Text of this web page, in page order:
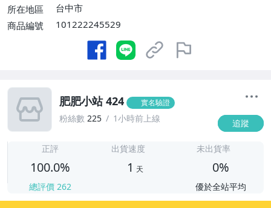
所在地區
台中市
商品編號
101222245529
肥肥小站 424 實名驗證
粉絲數 225 1小時前上線 追蹤
正評
100.0%
總評價 262
出貨速度
1 天
未出貨率
0%
優於全站平均